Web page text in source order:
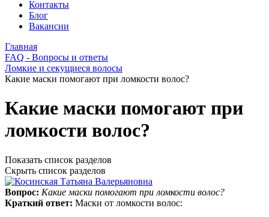
Контакты
Блог
Вакансии
Главная
FAQ - Вопросы и ответы
Ломкие и секущиеся волосы
Какие маски помогают при ломкости волос?
Какие маски помогают при
ломкости волос?
Показать список разделов
Скрыть список разделов
Вопрос: Какие маски помогают при ломкости волос?
Краткий ответ: Маски от ломкости волос: